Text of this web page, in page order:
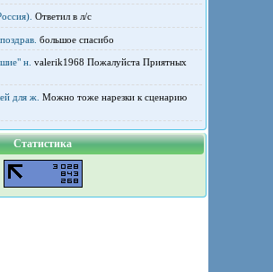
Ответил в л/с
большое спасибо
н. valerik1968 Пожалуйста Приятных
для ж. Можно тоже нарезки к сценарию
Статистика